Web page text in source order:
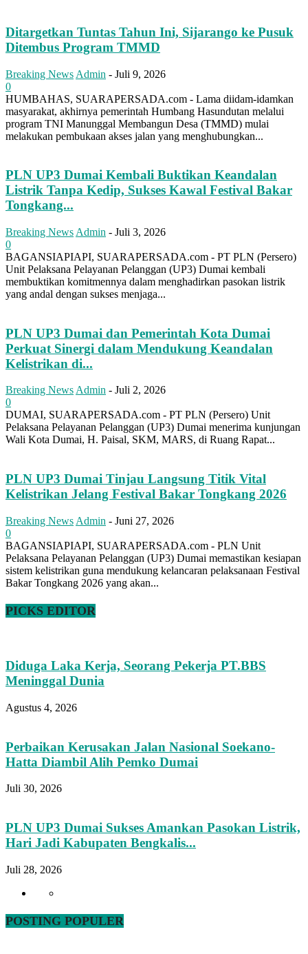
Ditargetkan Tuntas Tahun Ini, Sijarango ke Pusuk
Ditembus Program TMMD
Breaking News Admin - Juli 9, 2026
0
HUMBAHAS, SUARAPERSADA.com - Lama diidam-idamkan
masyarakat, akhirnya pemerintah Humbang Hasundutan melalui
program TNI Manunggal Membangun Desa (TMMD) mulai
melakukan pembukaan akses jalan yang menghubungkan...
PLN UP3 Dumai Kembali Buktikan Keandalan
Listrik Tanpa Kedip, Sukses Kawal Festival Bakar
Tongkang...
Breaking News Admin - Juli 3, 2026
0
BAGANSIAPIAPI, SUARAPERSADA.com - PT PLN (Persero)
Unit Pelaksana Pelayanan Pelanggan (UP3) Dumai kembali
membuktikan komitmennya dalam menghadirkan pasokan listrik
yang andal dengan sukses menjaga...
PLN UP3 Dumai dan Pemerintah Kota Dumai
Perkuat Sinergi dalam Mendukung Keandalan
Kelistrikan di...
Breaking NewsAdmin - Juli 2, 2026
0
DUMAI, SUARAPERSADA.com - PT PLN (Persero) Unit
Pelaksana Pelayanan Pelanggan (UP3) Dumai menerima kunjungan
Wali Kota Dumai, H. Paisal, SKM, MARS, di Ruang Rapat...
PLN UP3 Dumai Tinjau Langsung Titik Vital
Kelistrikan Jelang Festival Bakar Tongkang 2026
Breaking News Admin - Juni 27, 2026
0
BAGANSIAPIAPI, SUARAPERSADA.com - PLN Unit
Pelaksana Pelayanan Pelanggan (UP3) Dumai memastikan kesiapan
sistem kelistrikan guna mendukung kelancaran pelaksanaan Festival
Bakar Tongkang 2026 yang akan...
PICKS EDITOR
Diduga Laka Kerja, Seorang Pekerja PT.BBS
Meninggal Dunia
Agustus 4, 2026
Perbaikan Kerusakan Jalan Nasional Soekano-
Hatta Diambil Alih Pemko Dumai
Juli 30, 2026
PLN UP3 Dumai Sukses Amankan Pasokan Listrik,
Hari Jadi Kabupaten Bengkalis...
Juli 28, 2026
POSTING POPULER